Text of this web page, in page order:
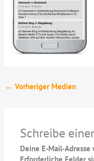
← Vorheriger Medien
Schreibe
Deine E-Mail-